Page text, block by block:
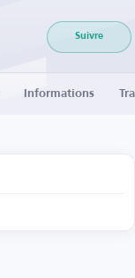
Suivre
Informations